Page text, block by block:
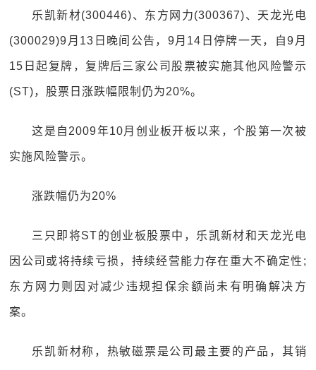
乐凯新材(300446)、东方网力(300367)、天龙光电
(300029)9月13日晚间公告，9月14日停牌一天，自9月
15日起复牌，复牌后三家公司股票被实施其他风险警示
(ST)，股票日涨跌幅限制仍为20%。
这是自2009年10月创业板开板以来，个股第一次被
实施风险警示。
涨跌幅仍为20%
三只即将ST的创业板股票中，乐凯新材和天龙光电
因公司或将持续亏损，持续经营能力存在重大不确定性;
东方网力则因对减少违规担保余额尚未有明确解决方
案。
乐凯新材称，热敏磁票是公司最主要的产品，其销